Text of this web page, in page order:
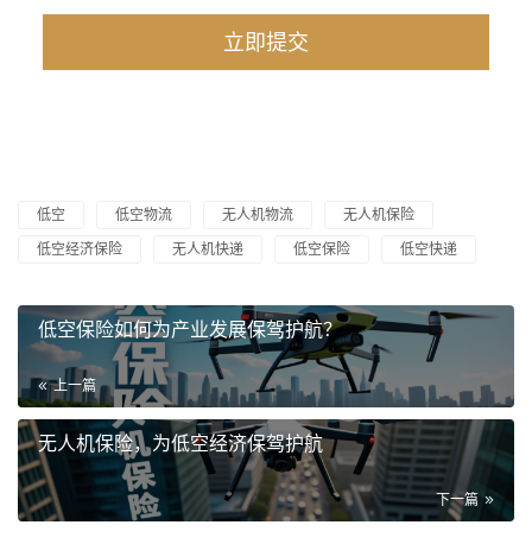
低空 低空物流 无人机物流
无人机保险
低空经济保险
无人机快递 低空保险 低空快递
低空保险如何为产业发展保驾护航？
上一篇
无人机保险，为低空经济保驾护航
下一篇